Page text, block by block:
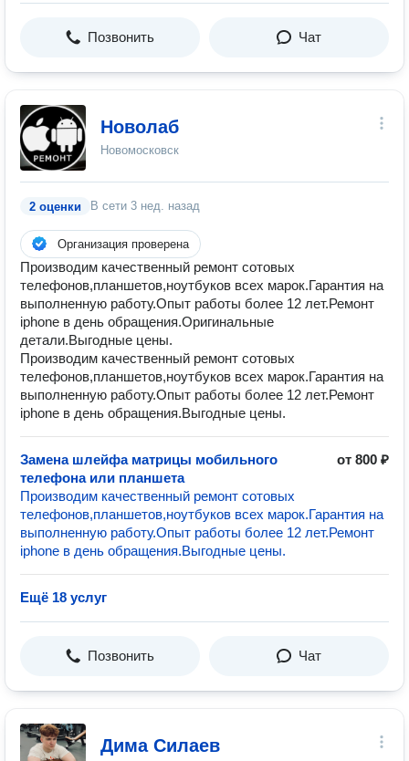
Позвонить Чат
Новолаб
Новомосковск
2 оценки В сети 3 нед. назад
Организация проверена
Производим качественный ремонт сотовых
телефонов,планшетов,ноутбуков всех марок.Гарантия на
выполненную работу.Опыт работы более 12 лет.Ремонт
iphone в день обращения.Оригинальные
детали.Выгодные цены.
Производим качественный ремонт сотовых
телефонов,планшетов,ноутбуков всех марок.Гарантия на
выполненную работу.Опыт работы более 12 лет.Ремонт
iphone в день обращения.Выгодные цены.
Замена шлейфа матрицы мобильного
телефона или планшета
от 800 ₽
Производим качественный ремонт сотовых
телефонов,планшетов,ноутбуков всех марок.Гарантия на
выполненную работу.Опыт работы более 12 лет.Ремонт
iphone в день обращения.Выгодные цены.
Ещё 18 услуг
Позвонить Чат
Дима Силаев